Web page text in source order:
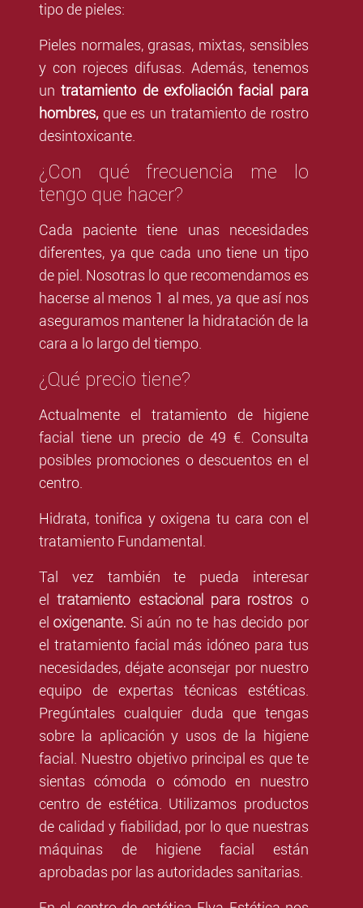
tipo de pieles:
Pieles normales, grasas, mixtas, sensibles
y con rojeces difusas. Además, tenemos
untratamiento de exfoliación facial para
hombres, que es un tratamiento de rostro
desintoxicante.
¿Con qué frecuencia me lo
tengo que hacer?
Cada paciente tiene unas necesidades
diferentes, ya que cada uno tiene un tipo
de piel. Nosotras lo que recomendamos es
hacerse al menos 1 al mes, ya que así nos
aseguramos mantener la hidratación de la
cara a lo largo del tiempo.
¿Qué precio tiene?
Actualmente el tratamiento de higiene
facial tiene un precio de 49 €. Consulta
posibles promociones o descuentos en el
centro.
Hidrata, tonifica y oxigena tu cara con el
tratamiento Fundamental.
Tal vez también te pueda interesar
eltratamiento estacional para rostros o
eloxigenante. Si aún no te has decido por
el tratamiento facial más idóneo para tus
necesidades, déjate aconsejar por nuestro
equipo de expertas técnicas estéticas.
Pregúntales cualquier duda que tengas
sobre la aplicación y usos de la higiene
facial. Nuestro objetivo principal es que te
sientas cómoda o cómodo en nuestro
centro de estética. Utilizamos productos
de calidad y fiabilidad, por lo que nuestras
máquinas de higiene facial están
aprobadas por las autoridades sanitarias.